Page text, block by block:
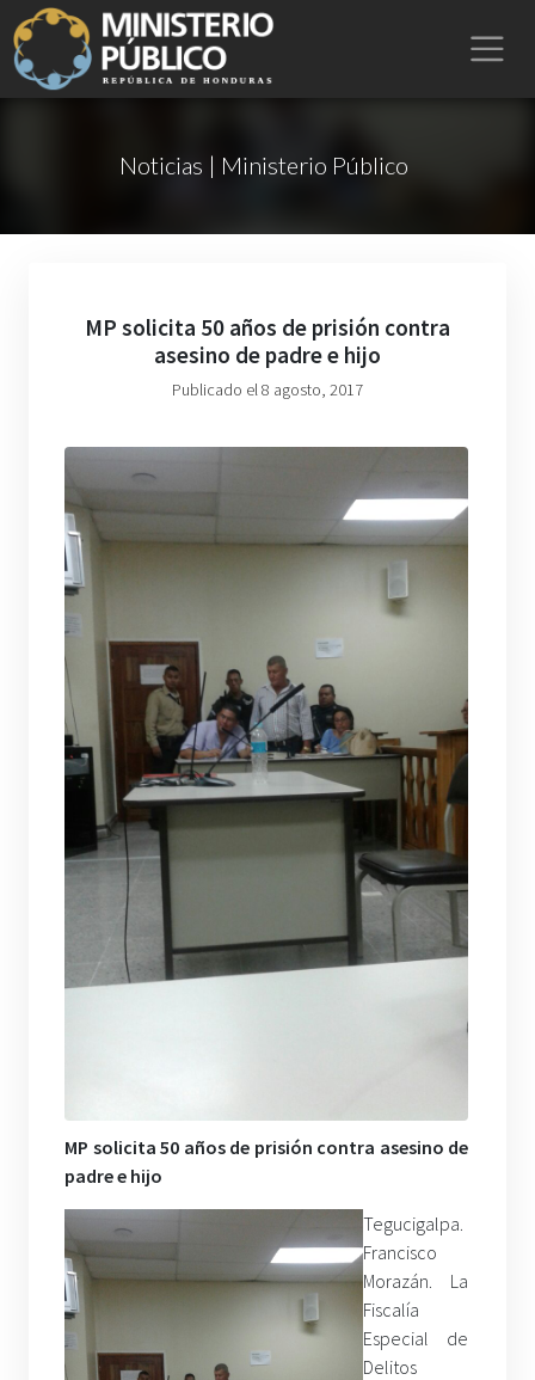
Noticias | Ministerio Público
MP solicita 50 años de prisión contra
asesino de padre e hijo
Publicado el 8 agosto, 2017
MP solicita 50 años de prisión contra asesino de
padre e hijo
Tegucigalpa.
Francisco
Morazán. La
Fiscalía
Especial de
Delitos